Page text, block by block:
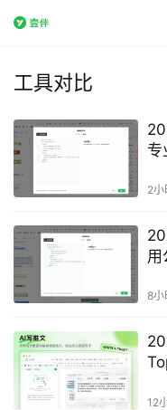
工具对比
专
2小
用
8小
12